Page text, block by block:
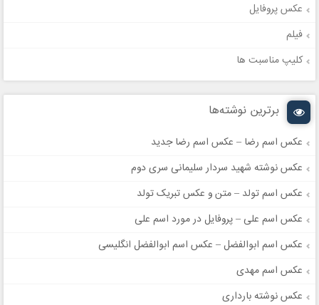
عکس پروفایل
فیلم
کلیپ مناسبت ها
برترین نوشته‌ها
عکس اسم رضا – عکس اسم رضا جدید
عکس نوشته شهید سردار سلیمانی سری دوم
عکس اسم تولد – متن و عکس تبریک تولد
عکس اسم علی – پروفایل در مورد اسم علی
عکس اسم ابوالفضل – عکس اسم ابوالفضل انگلیسی
عکس اسم مهدی
عکس نوشته بارداری